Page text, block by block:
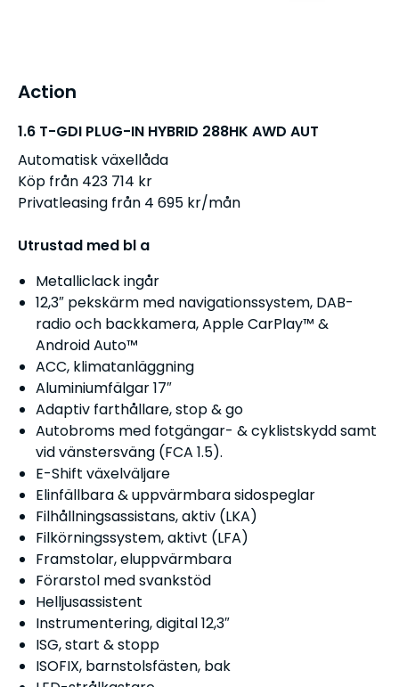
Action
1.6 T-GDI PLUG-IN HYBRID 288HK AWD AUT
Automatisk växellåda
Köp från 423 714 kr
Privatleasing från 4 695 kr/mån
Utrustad med bl a
Metalliclack ingår
12,3″ pekskärm med navigationssystem, DAB-
radio och backkamera, Apple CarPlay™ &
Android Auto™
ACC, klimatanläggning
Aluminiumfälgar 17″
Adaptiv farthållare, stop & go
Autobroms med fotgängar- & cyklistskydd samt
vid vänstersväng (FCA 1.5).
E-Shift växelväljare
Elinfällbara & uppvärmbara sidospeglar
Filhållningsassistans, aktiv (LKA)
Filkörningssystem, aktivt (LFA)
Framstolar, eluppvärmbara
Förarstol med svankstöd
Helljusassistent
Instrumentering, digital 12,3″
ISG, start & stopp
ISOFIX, barnstolsfästen, bak